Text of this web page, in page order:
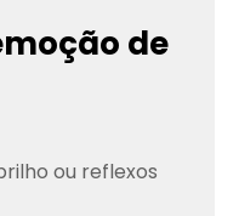
de
ou reflexos